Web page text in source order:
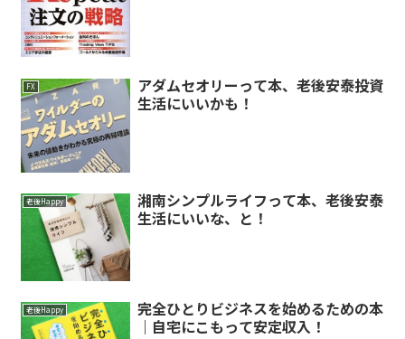
FX
アダムセオリーって本、老後安泰投資
生活にいいかも！
老後Happy
湘南シンプルライフって本、老後安泰
生活にいいな、と！
老後Happy
完全ひとりビジネスを始めるための本
｜自宅にこもって安定収入！